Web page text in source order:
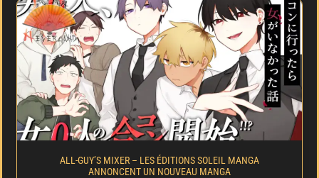
ALL-GUY’S MIXER – LES ÉDITIONS SOLEIL MANGA
ANNONCENT UN NOUVEAU MANGA